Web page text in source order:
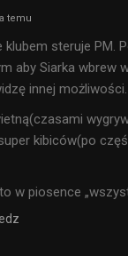
temu
steruje PM.
aby Siarka wbrew
innej możliwości.
kibiców(po
w piosence